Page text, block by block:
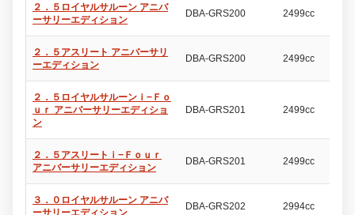
２．５ロイヤルサルーン アニバ
ーサリーエディション
DBA-GRS200 2499cc
２．５アスリート アニバーサリ
ーエディション
DBA-GRS200 2499cc
２．５ロイヤルサルーンｉ−Ｆｏ
ｕｒ アニバーサリーエディショ
ン
DBA-GRS201 2499cc
２．５アスリートｉ−Ｆｏｕｒ
アニバーサリーエディション
DBA-GRS201 2499cc
３．０ロイヤルサルーン アニバ
ーサリーエディション
DBA-GRS202 2994cc